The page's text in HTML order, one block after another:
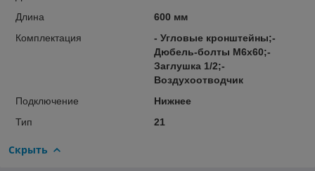
Длина
600 мм
Комплектация
- Угловые кронштейны;-
Дюбель-болты М6х60;-
Заглушка 1/2;-
Воздухоотводчик
Подключение
Нижнее
Тип
21
Скрыть